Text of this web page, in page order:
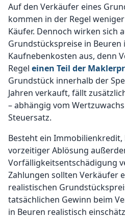
Auf den Verkäufer eines
kommen in der Regel
Käufer. Dennoch wirken sich
Grundstückspreise in
Kaufnebenkosten aus, denn
Regel einen Teil der
Grundstück innerhalb der
Jahren verkauft, fällt
– abhängig vom
Steuersatz.
Besteht ein Immobilienkredit,
vorzeitiger Ablösung
Vorfälligkeitsentschädigung
Zahlungen sollten Verkäufer
realistischen
tatsächlichen Gewinn beim
in Beuren realistisch